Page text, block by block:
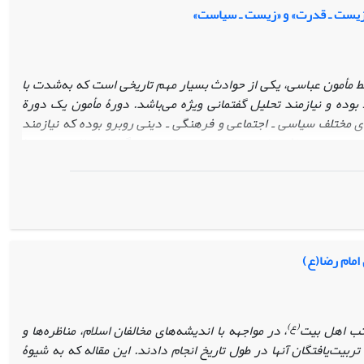
ـ قدرت» و «زیست ـ سیاست»
مأمون عباسی، یکی از حوادث بسیار مهمتاریخی است که به‌شدت با
و نیازمندتحلیل گفتمانی ویژه می‌باشد. دورۀ مأمون یک دورة
مختلف سیاسی ـ اجتماعی و فرهنگی ـ دینی روبرو بوده که نیازمند
به «سلطه» و «تدبیر» بر
امام رضا(ع)
اهل بیت(ع)، در مواجهه با اندیشه‌های مخالفاناسلام، مناظره‌ها و
تربیت‌یافتگان آنها در طول تاریخ انجام دادند. این مقاله که به شیوۀ